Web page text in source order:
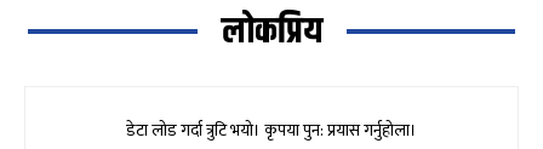
लोकप्रिय
डेटा लोड गर्दा त्रुटि भयो। कृपया पुन: प्रयास गर्नुहोला।